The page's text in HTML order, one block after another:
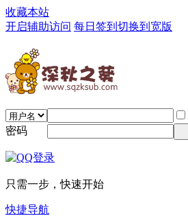
收藏本站
开启辅助访问 每日签到 切换到宽版
密码
只需一步，快速开始
快捷导航